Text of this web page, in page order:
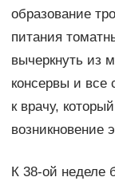
образование
питания
вычеркнуть из
консервы и все
к врачу,
возникновение
К 38-ой неделе